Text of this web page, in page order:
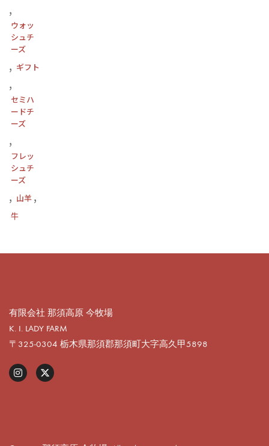
,
ウォッ
シュチ
ーズ
, ギフト
,
セミハ
ードチ
ーズ
,
フレッ
シュチ
ーズ
, 山羊 ,
牛
有限会社 那須高原 今牧場
K. I. LADY FARM
〒325-0304 栃木県那須郡那須町大字高久甲5898